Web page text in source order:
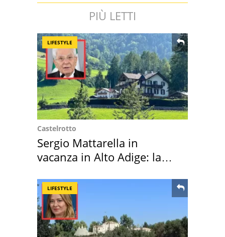
PIÙ LETTI
LIFESTYLE
Castelrotto
Sergio Mattarella in
vacanza in Alto Adige: la
LIFESTYLE